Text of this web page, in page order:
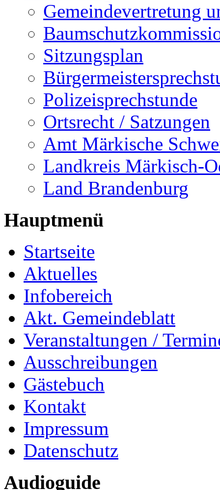
Gemeindevertretung
Sitzungsplan
Polizeisprechstunde
Ortsrecht / Satzungen
Amt Märkische
Landkreis Märkisch-
Land Brandenburg
Hauptmenü
Startseite
Aktuelles
Infobereich
Akt. Gemeindeblatt
Veranstaltungen /
Ausschreibungen
Gästebuch
Kontakt
Impressum
Datenschutz
Audioguide